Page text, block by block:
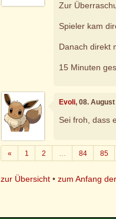
Zur
Spieler kam
Danach direkt
15 Minuten
Evoli, 08.
Sei froh, dass
«Zurück
1 2 84 85
zur Übersicht •zum Anfang